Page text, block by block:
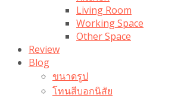
Living Room
Working Space
Other Space
Review
Blog
ขนาดรูป
โทนสีบอกนิสัย